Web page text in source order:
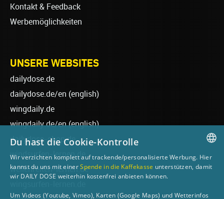
Kontakt & Feedback
Werbemöglichkeiten
UNSERE WEBSITES
dailydose.de
dailydose.de/en (english)
wingdaily.de
wingdaily.de/en(english)
dailydose-shop.de
windsurfen-lernen.de
wellenreiten-lernen.de
GERMAN
Du hast die Cookie-Kontrolle
Wir verzichten komplett auf trackende/personalisierte Werbung. Hier
kannst du uns mit einerSpende in die Kaffekasse unterstützen, damit
wir DAILY DOSE weiterhin kostenfrei anbieten können.
Um Videos (Youtube, Vimeo), Karten (Google Maps) und Wetterinfos